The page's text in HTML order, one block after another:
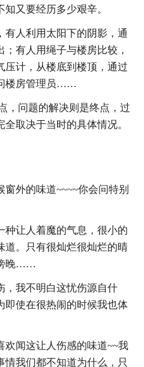
又要经历多少艰辛。
有人利用太阳下的阴影，通
有人用绳子与楼房比较，
压计，从楼底到楼顶，通过
楼房管理员……
，问题的解决则是终点，过
取决于当时的具体情况。
外的味道~~~~你会问特别
种让人着魔的气息，很小的
道。只有很灿烂很灿烂的晴
晚……
，我不明白这忧伤源自什
即使在很热闹的时候我也体
欢闻这让人伤感的味道~~我
我们都不知道为什么，只